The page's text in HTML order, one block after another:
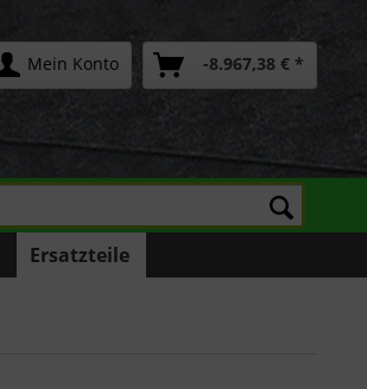
Mein Konto -8.967,38 € *
Ersatzteile